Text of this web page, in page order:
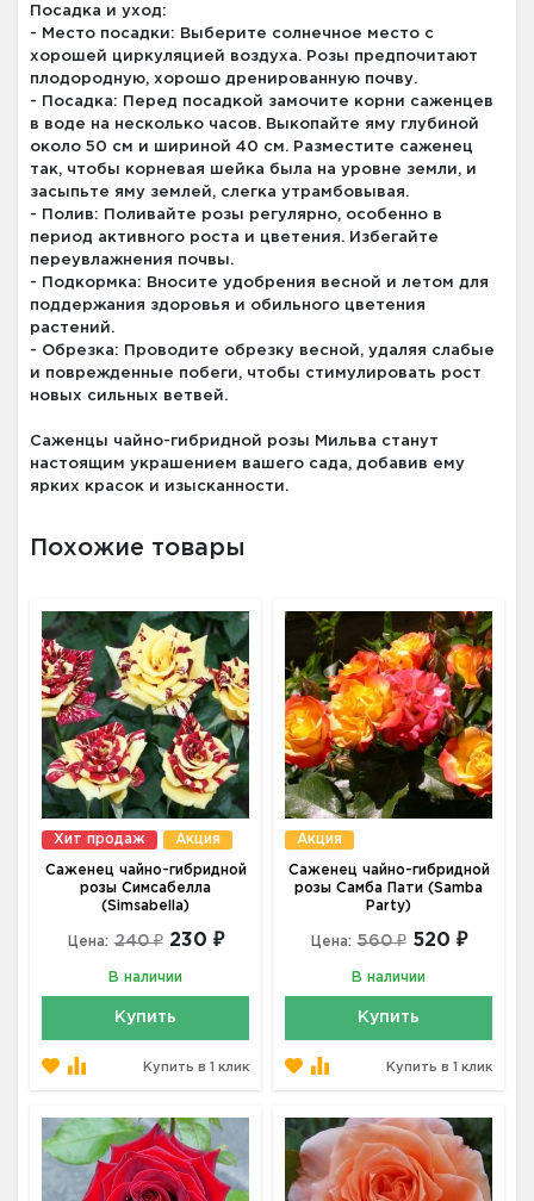
Посадка и уход:
- Место посадки: Выберите солнечное место с
хорошей циркуляцией воздуха. Розы предпочитают
плодородную, хорошо дренированную почву.
- Посадка: Перед посадкой замочите корни саженцев
в воде на несколько часов. Выкопайте яму глубиной
около 50 см и шириной 40 см. Разместите саженец
так, чтобы корневая шейка была на уровне земли, и
засыпьте яму землей, слегка утрамбовывая.
- Полив: Поливайте розы регулярно, особенно в
период активного роста и цветения. Избегайте
переувлажнения почвы.
- Подкормка: Вносите удобрения весной и летом для
поддержания здоровья и обильного цветения
растений.
- Обрезка: Проводите обрезку весной, удаляя слабые
и поврежденные побеги, чтобы стимулировать рост
новых сильных ветвей.
Саженцы чайно-гибридной розы Мильва станут
настоящим украшением вашего сада, добавив ему
ярких красок и изысканности.
Похожие товары
Хит продаж Акция
Саженец чайно-гибридной
розы Симсабелла
(Simsabella)
Цена: 240 ₽ 230 ₽
В наличии
Купить
Купить в 1 клик
Акция
Саженец чайно-гибридной
розы Самба Пати (Samba
Party)
Цена: 560 ₽ 520 ₽
В наличии
Купить
Купить в 1 клик